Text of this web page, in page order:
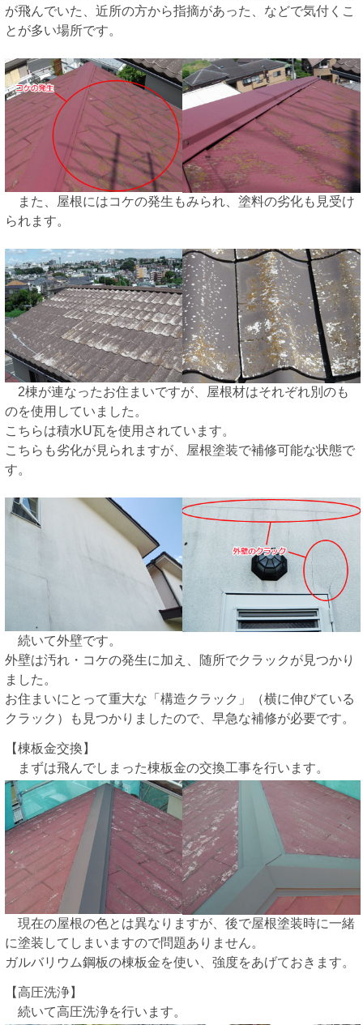
が飛んでいた、近所の方から指摘があった、などで気付くこ
とが多い場所です。
また、屋根にはコケの発生もみられ、塗料の劣化も見受け
られます。
2棟が連なったお住まいですが、屋根材はそれぞれ別のも
のを使用していました。
こちらは積水U瓦を使用されています。
こちらも劣化が見られますが、屋根塗装で補修可能な状態で
す。
続いて外壁です。
外壁は汚れ・コケの発生に加え、随所でクラックが見つかり
ました。
お住まいにとって重大な「構造クラック」（横に伸びている
クラック）も見つかりましたので、早急な補修が必要です。
【棟板金交換】
まずは飛んでしまった棟板金の交換工事を行います。
現在の屋根の色とは異なりますが、後で屋根塗装時に一緒
に塗装してしまいますので問題ありません。
ガルバリウム鋼板の棟板金を使い、強度をあげておきます。
【高圧洗浄】
続いて高圧洗浄を行います。